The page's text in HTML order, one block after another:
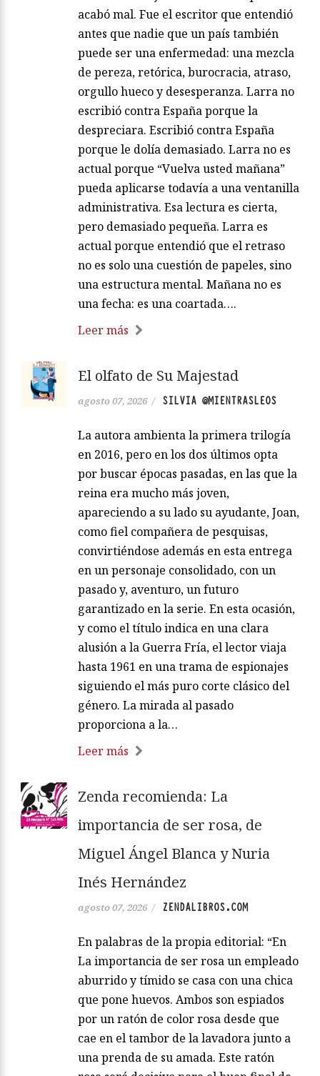
acabó mal. Fue el escritor que entendió
antes que nadie que un país también
puede ser una enfermedad: una mezcla
de pereza, retórica, burocracia, atraso,
orgullo hueco y desesperanza. Larra no
escribió contra España porque la
despreciara. Escribió contra España
porque le dolía demasiado. Larra no es
actual porque “Vuelva usted mañana”
pueda aplicarse todavía a una ventanilla
administrativa. Esa lectura es cierta,
pero demasiado pequeña. Larra es
actual porque entendió que el retraso
no es solo una cuestión de papeles, sino
una estructura mental. Mañana no es
una fecha: es una coartada….
Leer más
El olfato de Su Majestad
agosto 07, 2026 / SILVIA @MIENTRASLEOS
La autora ambienta la primera trilogía
en 2016, pero en los dos últimos opta
por buscar épocas pasadas, en las que la
reina era mucho más joven,
apareciendo a su lado su ayudante, Joan,
como fiel compañera de pesquisas,
convirtiéndose además en esta entrega
en un personaje consolidado, con un
pasado y, aventuro, un futuro
garantizado en la serie. En esta ocasión,
y como el título indica en una clara
alusión a la Guerra Fría, el lector viaja
hasta 1961 en una trama de espionajes
siguiendo el más puro corte clásico del
género. La mirada al pasado
proporciona a la…
Leer más
Zenda recomienda: La
importancia de ser rosa, de
Miguel Ángel Blanca y Nuria
Inés Hernández
agosto 07, 2026 / ZENDALIBROS.COM
En palabras de la propia editorial: “En
La importancia de ser rosa un empleado
aburrido y tímido se casa con una chica
que pone huevos. Ambos son espiados
por un ratón de color rosa desde que
cae en el tambor de la lavadora junto a
una prenda de su amada. Este ratón